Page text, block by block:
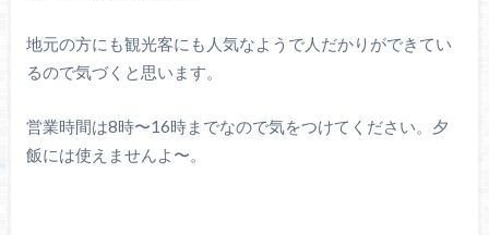
地元の方にも観光客にも人気なようで人だかりができてい
るので気づくと思います。
営業時間は8時〜16時までなので気をつけてください。夕
飯には使えませんよ〜。